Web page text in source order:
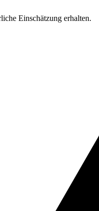
Einschätzung erhalten.